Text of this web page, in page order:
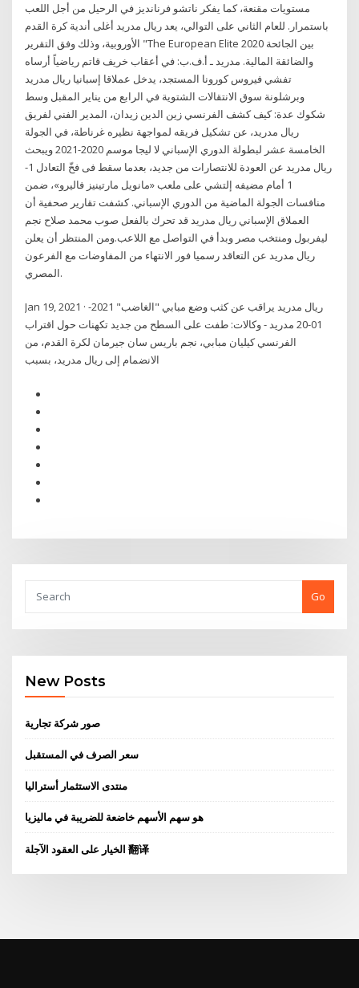
مستويات مقنعة، كما يفكر ناتشو فرنانديز في الرحيل من أجل اللعب
باستمرار. للعام الثاني على التوالي، يعد ريال مدريد أغلى أندية كرة القدم
الأوروبية، وذلك وفق التقرير "The European Elite 2020 بين الجائحة
والضائقة المالية. مدريد ـ أ.ف.ب: في أعقاب خريف قاتم رياضياً أرساه
تفشي فيروس كورونا المستجد، يدخل عملاقا إسبانيا ريال مدريد
وبرشلونة سوق الانتقالات الشتوية في الرابع من يناير المقبل وسط
شكوك عدة: كيف كشف الفرنسي زين الدين زيدان، المدير الفني لفريق
ريال مدريد، عن تشكيل فريقه لمواجهة نظيره غرناطة، في الجولة
الخامسة عشر لبطولة الدوري الإسباني لا ليجا موسم 2020-2021 ويبحث
ريال مدريد عن العودة للانتصارات من جديد، بعدما سقط فى فخّ التعادل 1-
1 أمام مضيفه إلتشي على ملعب «مانويل مارتينيز فاليرو»، ضمن
منافسات الجولة الماضية من الدوري الإسباني. كشفت تقارير صحفية أن
العملاق الإسباني ريال مدريد قد تحرك بالفعل صوب محمد صلاح نجم
ليفربول ومنتخب مصر وبدأ في التواصل مع اللاعب.ومن المنتظر أن يعلن
ريال مدريد عن التعاقد رسميا فور الانتهاء من المفاوضات مع الفرعون
المصري.
Jan 19, 2021 · ريال مدريد يراقب عن كثب وضع مبابي "الغاضب" 2021-
01-20 مدريد - وكالات: طفت على السطح من جديد تكهنات حول اقتراب
الفرنسي كيليان مبابي، نجم باريس سان جيرمان لكرة القدم، من
الانضمام إلى ريال مدريد، بسبب
Go
New Posts
صور شركة تجارية
سعر الصرف في المستقبل
منتدى الاستثمار أستراليا
هو سهم الأسهم خاضعة للضريبة في ماليزيا
الخيار على العقود الآجلة 翻译